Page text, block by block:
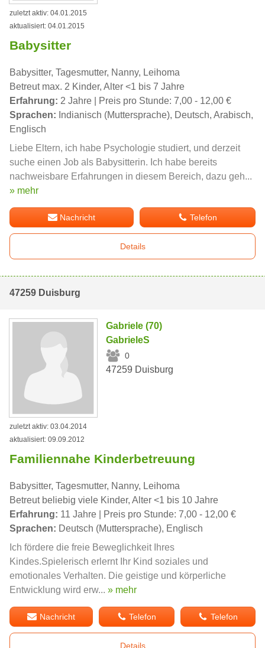
zuletzt aktiv: 04.01.2015
aktualisiert: 04.01.2015
Babysitter
Babysitter, Tagesmutter, Nanny, Leihoma
Betreut max. 2 Kinder, Alter <1 bis 7 Jahre
Erfahrung: 2 Jahre | Preis pro Stunde: 7,00 - 12,00 €
Sprachen: Indianisch (Muttersprache), Deutsch, Arabisch,
Englisch
Liebe Eltern, ich habe Psychologie studiert, und derzeit
suche einen Job als Babysitterin. Ich habe bereits
nachweisbare Erfahrungen in diesem Bereich, dazu geh...
» mehr
Nachricht Telefon
Details
47259 Duisburg
Gabriele (70)
GabrieleS
0
47259 Duisburg
zuletzt aktiv: 03.04.2014
aktualisiert: 09.09.2012
Familiennahe Kinderbetreuung
Babysitter, Tagesmutter, Nanny, Leihoma
Betreut beliebig viele Kinder, Alter <1 bis 10 Jahre
Erfahrung: 11 Jahre | Preis pro Stunde: 7,00 - 12,00 €
Sprachen: Deutsch (Muttersprache), Englisch
Ich fördere die freie Beweglichkeit Ihres
Kindes.Spielerisch erlernt Ihr Kind soziales und
emotionales Verhalten. Die geistige und körperliche
Entwicklung wird erw... » mehr
Nachricht Telefon Telefon
Details